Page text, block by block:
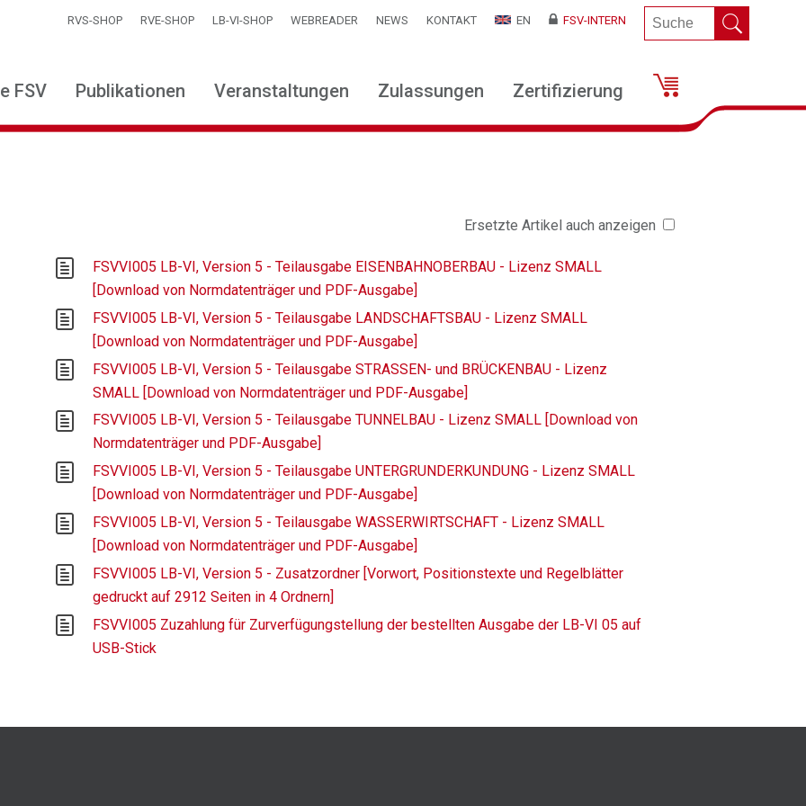
RVS-SHOP RVE-SHOP LB-VI-SHOP WEBREADER NEWS KONTAKT EN FSV-INTERN
FSV Publikationen Veranstaltungen Zulassungen Zertifizierung
Ersetzte Artikel auch anzeigen
FSVVI005 LB-VI, Version 5 - Teilausgabe EISENBAHNOBERBAU - Lizenz SMALL
[Download von Normdatenträger und PDF-Ausgabe]
FSVVI005 LB-VI, Version 5 - Teilausgabe LANDSCHAFTSBAU - Lizenz SMALL
[Download von Normdatenträger und PDF-Ausgabe]
FSVVI005 LB-VI, Version 5 - Teilausgabe STRASSEN- und BRÜCKENBAU - Lizenz
SMALL [Download von Normdatenträger und PDF-Ausgabe]
FSVVI005 LB-VI, Version 5 - Teilausgabe TUNNELBAU - Lizenz SMALL [Download von
Normdatenträger und PDF-Ausgabe]
FSVVI005 LB-VI, Version 5 - Teilausgabe UNTERGRUNDERKUNDUNG - Lizenz SMALL
[Download von Normdatenträger und PDF-Ausgabe]
FSVVI005 LB-VI, Version 5 - Teilausgabe WASSERWIRTSCHAFT - Lizenz SMALL
[Download von Normdatenträger und PDF-Ausgabe]
FSVVI005 LB-VI, Version 5 - Zusatzordner [Vorwort, Positionstexte und Regelblätter
gedruckt auf 2912 Seiten in 4 Ordnern]
FSVVI005 Zuzahlung für Zurverfügungstellung der bestellten Ausgabe der LB-VI 05 auf
USB-Stick